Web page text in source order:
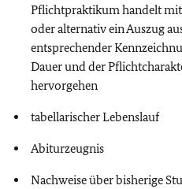
Pflichtpraktikum handelt
oder alternativ ein Auszug
entsprechender
Dauer und der
hervorgehen
tabellarischer Lebenslauf
Abiturzeugnis
Nachweise über bisherige